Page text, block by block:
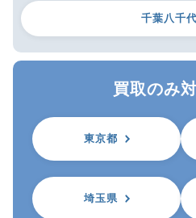
千葉八千
買取のみ
東京都
埼玉県